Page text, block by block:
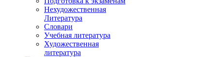
Нехудожественная
Литература
Словари
Учебная литература
Художественная
литература